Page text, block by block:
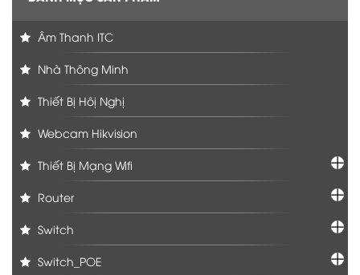
Âm Thanh ITC
Nhà Thông Minh
Thiết Bị Hôị Nghị
Webcam Hikvision
Thiết Bị Mạng Wifi
Router
Switch
Switch_POE